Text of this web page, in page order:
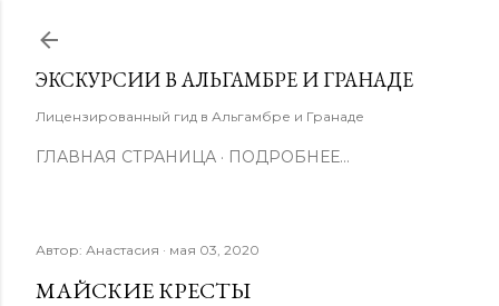
ЭКСКУРСИИ В АЛЬГАМБРЕ И ГРАНАДЕ
Лицензированный гид в Альгамбре и Гранаде
ГЛАВНАЯ СТРАНИЦА ПОДРОБНЕЕ…
Автор: Анастасия мая 03, 2020
МАЙСКИЕ КРЕСТЫ